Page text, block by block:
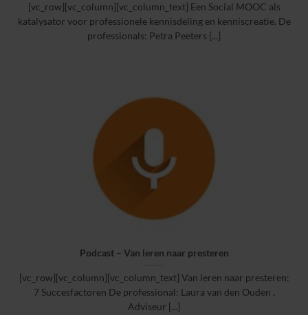
[vc_row][vc_column][vc_column_text] Een Social MOOC als
katalysator voor professionele kennisdeling en kenniscreatie. De
professionals: Petra Peeters [...]
Podcast – Van leren naar presteren
[vc_row][vc_column][vc_column_text] Van leren naar presteren:
7 Succesfactoren De professional: Laura van den Ouden ,
Adviseur [...]